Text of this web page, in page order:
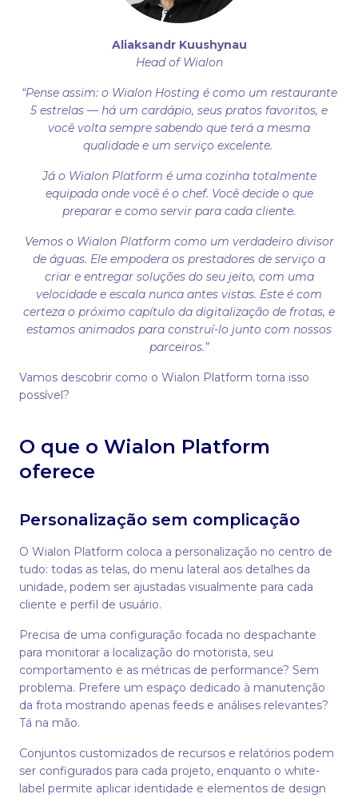
Aliaksandr Kuushynau
Head of Wialon
“Pense assim: o Wialon Hosting é como um restaurante
5 estrelas — há um cardápio, seus pratos favoritos, e
você volta sempre sabendo que terá a mesma
qualidade e um serviço excelente.
Já o Wialon Platform é uma cozinha totalmente
equipada onde você é o chef. Você decide o que
preparar e como servir para cada cliente.
Vemos o Wialon Platform como um verdadeiro divisor
de águas. Ele empodera os prestadores de serviço a
criar e entregar soluções do seu jeito, com uma
velocidade e escala nunca antes vistas. Este é com
certeza o próximo capítulo da digitalização de frotas, e
estamos animados para construí-lo junto com nossos
parceiros.”
Vamos descobrir como o Wialon Platform torna isso
possível?
O que o Wialon Platform
oferece
Personalização sem complicação
O Wialon Platform coloca a personalização no centro de
tudo: todas as telas, do menu lateral aos detalhes da
unidade, podem ser ajustadas visualmente para cada
cliente e perfil de usuário.
Precisa de uma configuração focada no despachante
para monitorar a localização do motorista, seu
comportamento e as métricas de performance? Sem
problema. Prefere um espaço dedicado à manutenção
da frota mostrando apenas feeds e análises relevantes?
Tá na mão.
Conjuntos customizados de recursos e relatórios podem
ser configurados para cada projeto, enquanto o white-
label permite aplicar identidade e elementos de design